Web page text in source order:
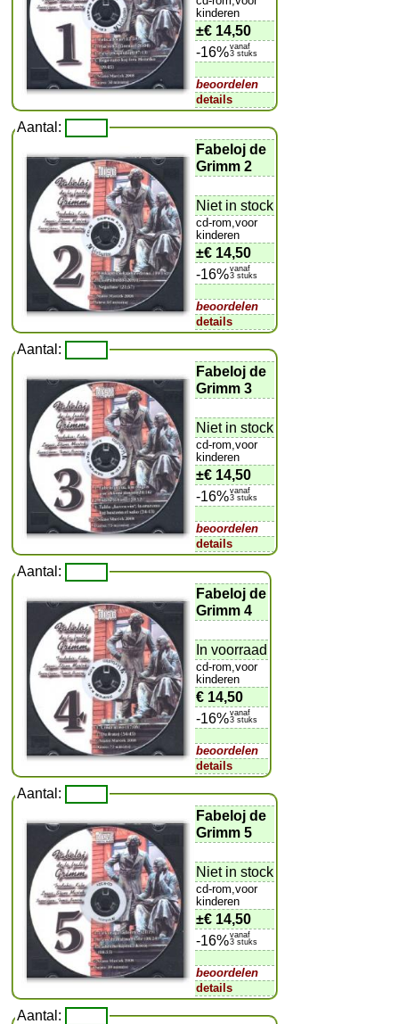
kinderen
±€ 14,50
-16%vanaf
3 stuks
beoordelen
details
Aantal:
Fabeloj de
Grimm 2
Niet in stock
cd-rom,voor
kinderen
±€ 14,50
-16%vanaf
3 stuks
beoordelen
details
Aantal:
Fabeloj de
Grimm 3
Niet in stock
cd-rom,voor
kinderen
±€ 14,50
-16%vanaf
3 stuks
beoordelen
details
Aantal:
Fabeloj de
Grimm 4
In voorraad
cd-rom,voor
kinderen
€ 14,50
-16%vanaf
3 stuks
beoordelen
details
Aantal:
Fabeloj de
Grimm 5
Niet in stock
cd-rom,voor
kinderen
±€ 14,50
-16%vanaf
3 stuks
beoordelen
details
Aantal: